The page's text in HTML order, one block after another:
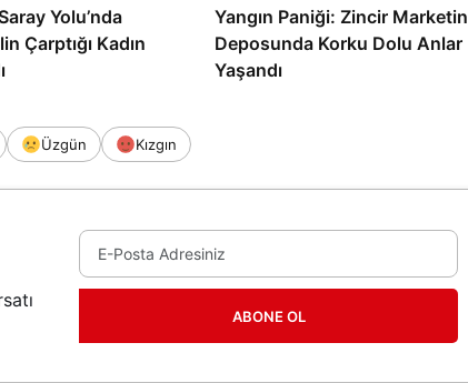
Yolu’nda
Çarptığı Kadın
Yangın Paniği: Zincir Marketin
Deposunda Korku Dolu Anlar
Yaşandı
Üzgün Kızgın
ABONE OL